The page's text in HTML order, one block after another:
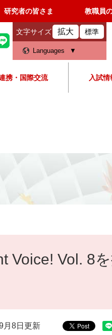
研究者の皆さま 教職員
文字サイズ 拡大 標準
Languages
携・国際交流 入試情
Voice! Vol. 8
月8日更新